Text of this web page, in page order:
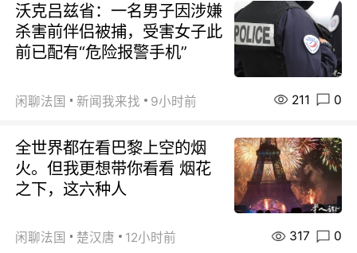
沃克吕兹省：一名男子因涉嫌
杀害前伴侣被捕，受害女子此
前已配有“危险报警手机”
闲聊法国 新闻我来找 9小时前 211 0
全世界都在看巴黎上空的烟
火。但我更想带你看看 烟花
之下，这六种人
闲聊法国 楚汉唐 12小时前 317 0